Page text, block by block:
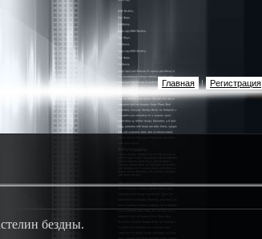
Главная | Регистрация
бездны.